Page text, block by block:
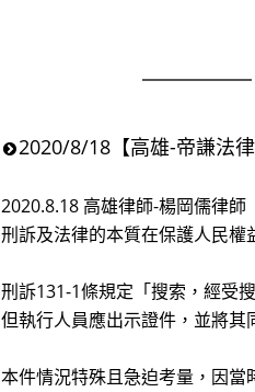
2020/8/18【高雄-帝謙法
2020.8.18 高雄律師-楊岡儒律師
刑訴及法律的本質在保護人民權
刑訴131-1條規定「搜索，經受
但執行人員應出示證件，並將其
本件情況特殊且急迫考量，因